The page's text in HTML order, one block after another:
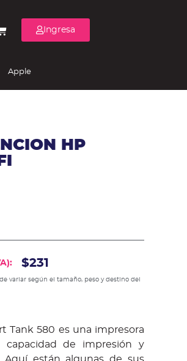
Ingresa
Apple
HP
$231
variar según el tamaño, peso y destino del
Tank 580 es una impresora
de impresión y
Aquí están algunas de sus